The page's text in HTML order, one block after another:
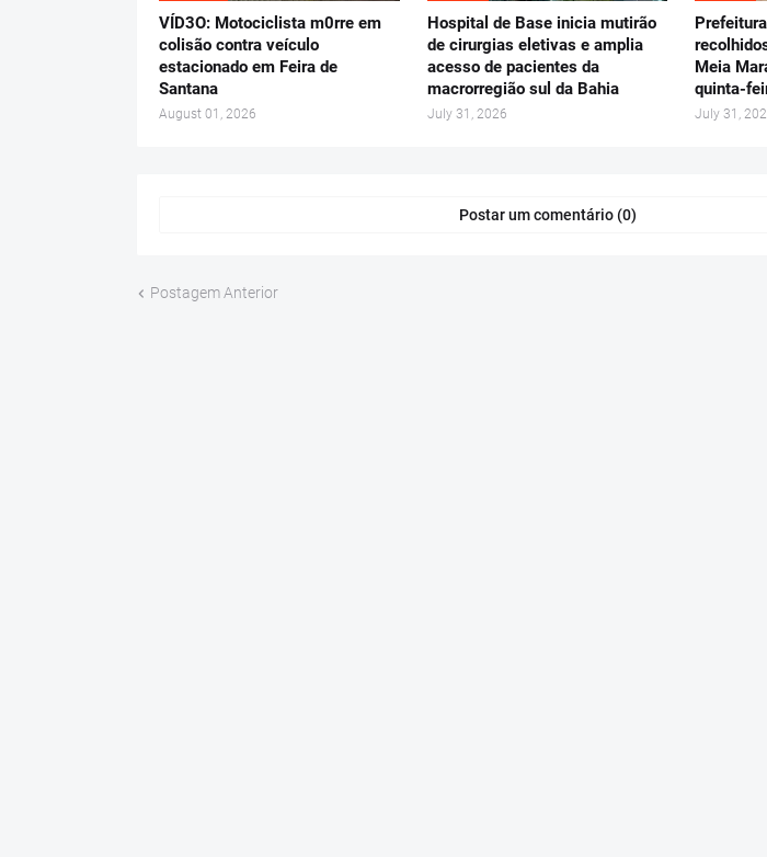
VÍD3O: Motociclista m0rre em
colisão contra veículo
estacionado em Feira de
Santana
August 01, 2026
Hospital de Base inicia mutirão
de cirurgias eletivas e amplia
acesso de pacientes da
macrorregião sul da Bahia
July 31, 2026
Meia
quinta-
July 31,
Postar um comentário (0)
Postagem Anterior